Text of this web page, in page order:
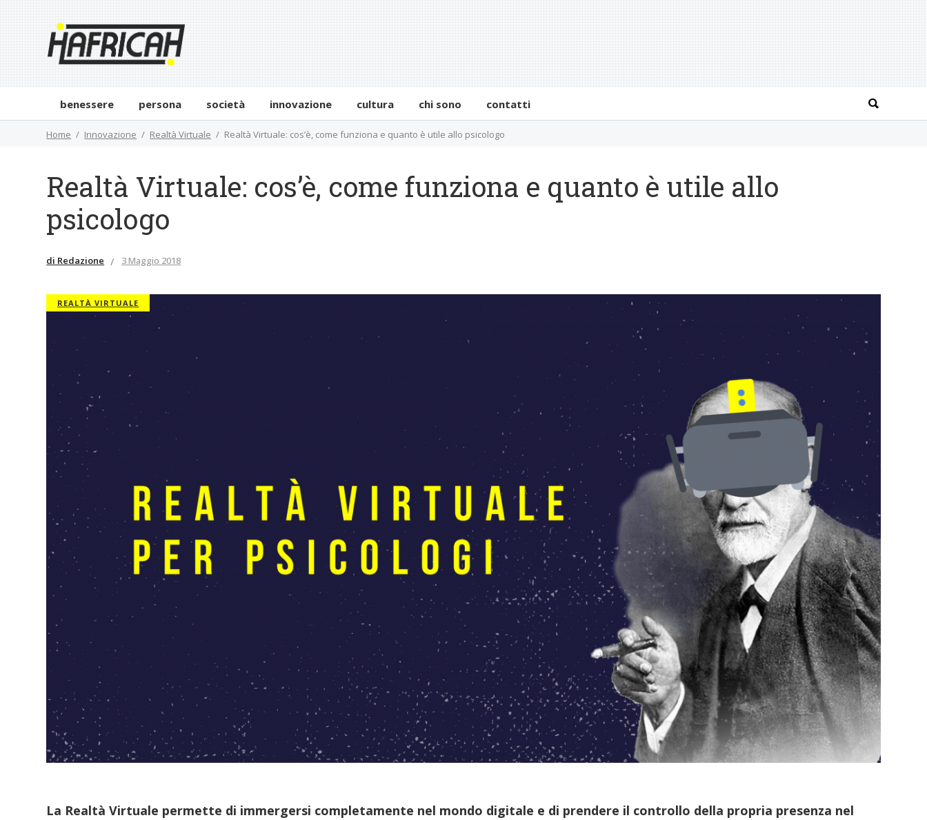
benessere persona società innovazione cultura chi sono contatti
Home Innovazione Realtà Virtuale Realtà Virtuale: cos’è, come funziona e quanto è utile allo psicologo
Realtà Virtuale: cos’è, come funziona e quanto è utile allo
psicologo
di Redazione 3 Maggio 2018
REALTÀ VIRTUALE
La Realtà Virtuale permette di immergersi completamente nel mondo digitale e di prendere il controllo della propria presenza nel